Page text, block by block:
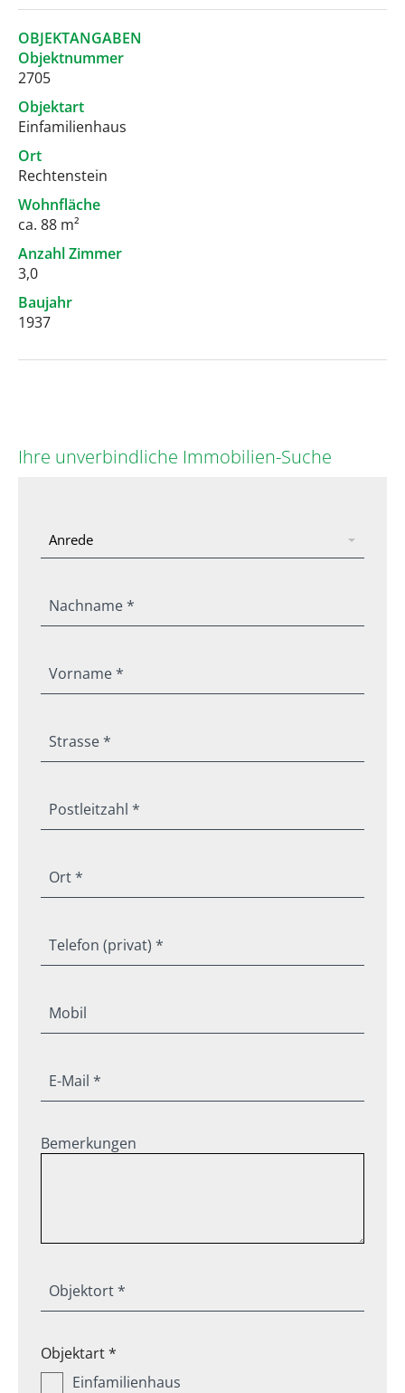
OBJEKTANGABEN
Objektnummer
2705
Objektart
Einfamilienhaus
Ort
Rechtenstein
Wohnfläche
ca. 88 m²
Anzahl Zimmer
3,0
Baujahr
1937
Ihre unverbindliche Immobilien-Suche
Nachname *
Vorname *
Strasse *
Postleitzahl *
Ort *
Telefon (privat) *
Mobil
E-Mail *
Bemerkungen
Objektort *
Objektart *
Einfamilienhaus